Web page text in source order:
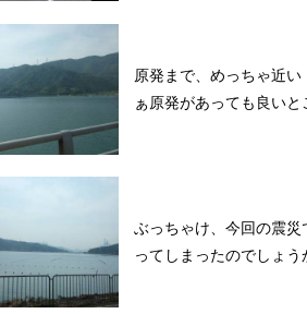
原発まで、めっちゃ近
ぁ原発があっても良いと
ぶっちゃけ、今回の震
ってしまったのでしょう